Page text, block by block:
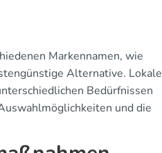
Markennamen, wie
Alternative. Lokale
Bedürfnissen
und die